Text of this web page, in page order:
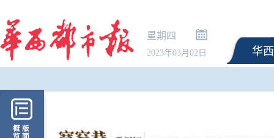
星期四
2023年03月02日 华